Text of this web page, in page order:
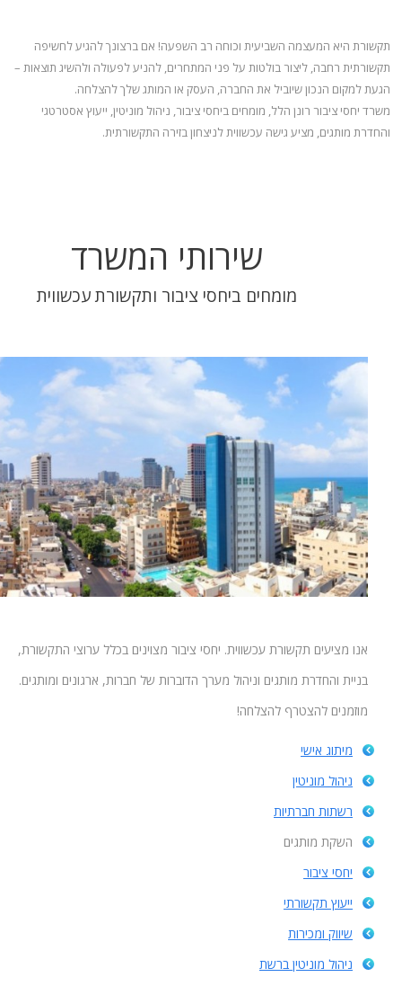
תקשורת היא המעצמה השביעית וכוחה רב השפעה! אם ברצונך להגיע לחשיפה
תקשורתית רחבה, ליצור בולטות על פני המתחרים, להניעלפעולה ולהשיג תוצאות –
הגעת למקום הנכון שיוביל את החברה, העסק או המותג שלך להצלחה.
משרד יחסי ציבור רונן הלל, מומחים ביחסי ציבור, ניהול מוניטין, ייעוץ אסטרטגי
והחדרת מותגים, מציע גישה עכשווית לניצחון בזירה התקשורתית.
שירותי המשרד
מומחים ביחסי ציבור ותקשורת עכשווית
אנו מציעים תקשורת עכשווית. יחסי ציבור מצוינים בכלל ערוצי התקשורת,
בניית והחדרת מותגים וניהול מערך הדוברות של חברות, ארגונים ומותגים.
מוזמנים להצטרף להצלחה!
מיתוג אישי
ניהול מוניטין
רשתות חברתיות
השקת מותגים
יחסי ציבור
ייעוץ תקשורתי
שיווק ומכירות
ניהול מוניטין ברשת